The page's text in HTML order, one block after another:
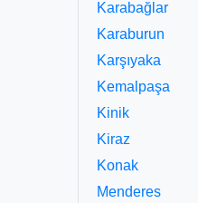
Karabağlar
Karaburun
Karşıyaka
Kemalpaşa
Kinik
Kiraz
Konak
Menderes